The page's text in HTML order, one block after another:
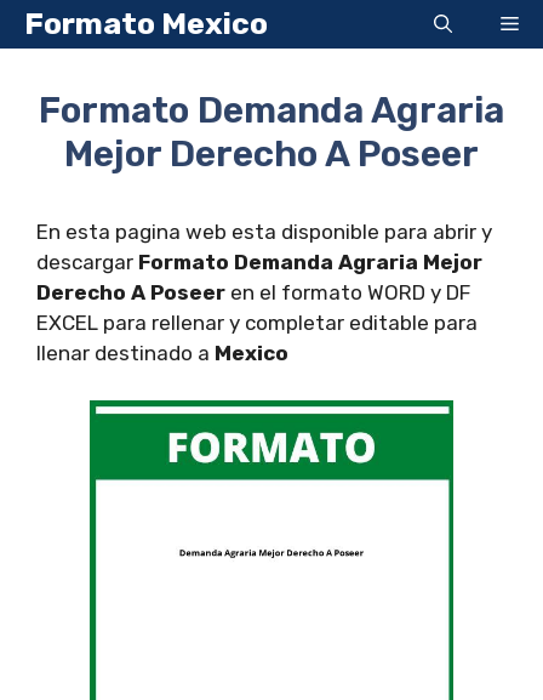
Saltar
al
Formato Mexico
Formato Demanda Agraria
Mejor Derecho A Poseer
En esta pagina web esta disponible para abrir y
descargar Formato Demanda Agraria Mejor
Derecho A Poseer en el formato WORD y DF
EXCEL para rellenar y completar editable para
llenar destinado a Mexico